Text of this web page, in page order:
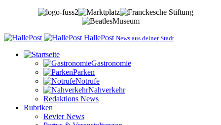
HallePost News aus deiner Stadt
Gastronomie
Parken
Notrufe
Nahverkehr
Redaktions News
Rubriken
Revier News